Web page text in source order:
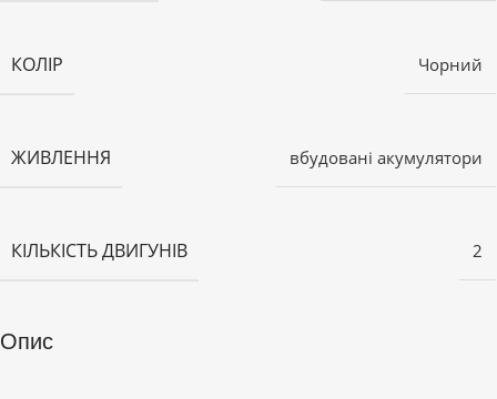
КОЛІР Чорний
ЖИВЛЕННЯ вбудовані акумулятори
КІЛЬКІСТЬ ДВИГУНІВ 2
Опис